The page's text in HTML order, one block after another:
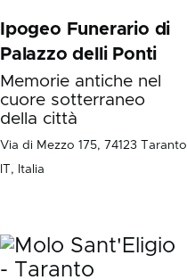
Ipogeo Funerario di
Palazzo delli Ponti
Memorie antiche nel
cuore sotterraneo
della città
Via di Mezzo 175, 74123 Taranto
IT, Italia